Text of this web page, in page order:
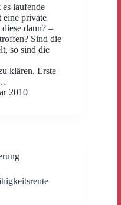
laufende
eine private
dann? –
Sind die
so sind die
klären. Erste
2010